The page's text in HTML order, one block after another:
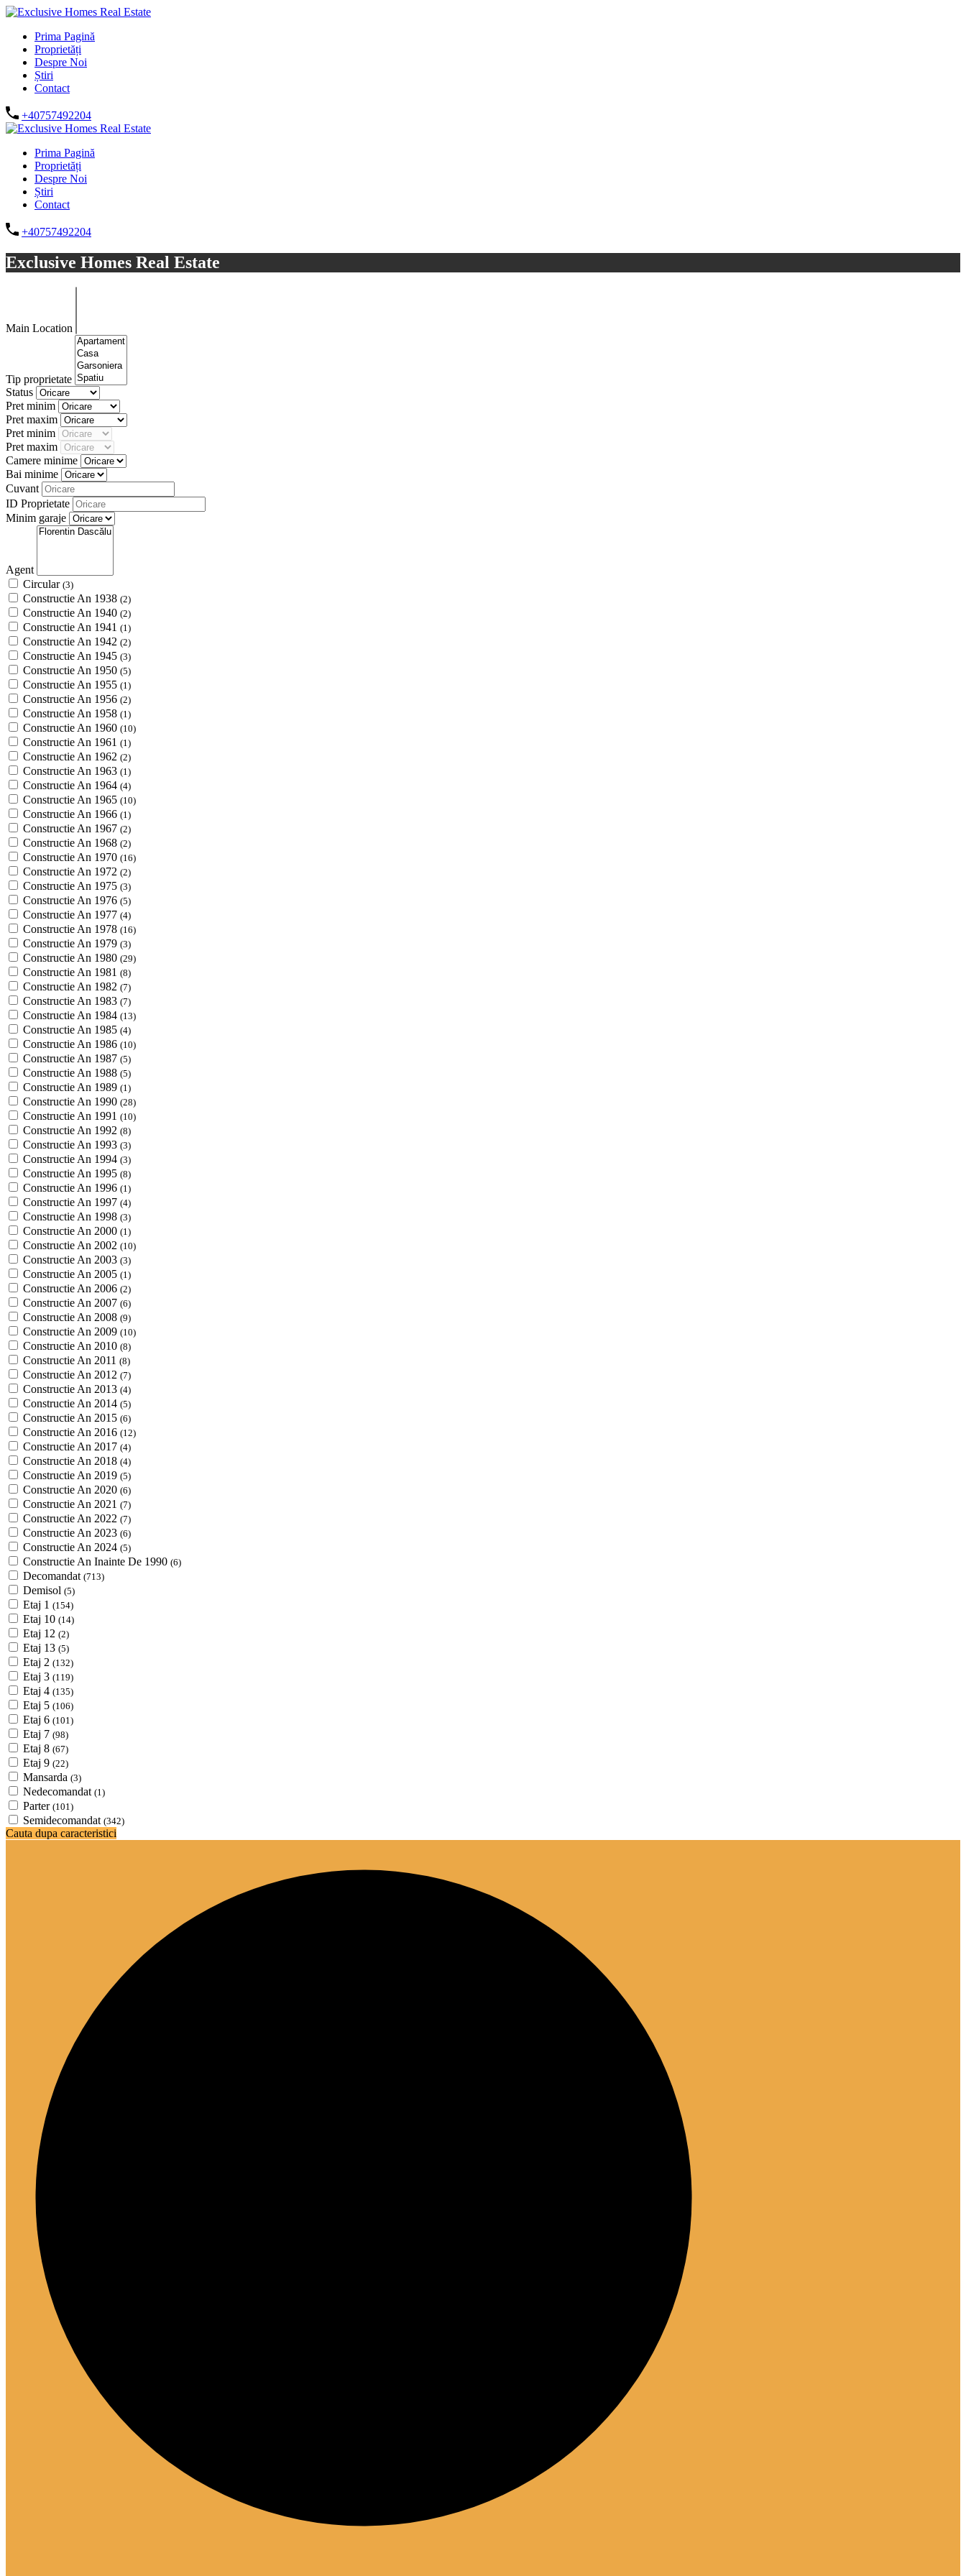
Prima Pagină
Proprietăți
Despre Noi
Știri
Contact
+40757492204
Prima Pagină
Proprietăți
Despre Noi
Știri
Contact
+40757492204
Exclusive Homes Real Estate
Main Location
Tip proprietate
Status
Pret minim
Pret maxim
Pret minim
Pret maxim
Camere minime
Bai minime
Cuvant
ID Proprietate
Minim garaje
Agent
Circular (3)
Constructie An 1938 (2)
Constructie An 1940 (2)
Constructie An 1941 (1)
Constructie An 1942 (2)
Constructie An 1945 (3)
Constructie An 1950 (5)
Constructie An 1955 (1)
Constructie An 1956 (2)
Constructie An 1958 (1)
Constructie An 1960 (10)
Constructie An 1961 (1)
Constructie An 1962 (2)
Constructie An 1963 (1)
Constructie An 1964 (4)
Constructie An 1965 (10)
Constructie An 1966 (1)
Constructie An 1967 (2)
Constructie An 1968 (2)
Constructie An 1970 (16)
Constructie An 1972 (2)
Constructie An 1975 (3)
Constructie An 1976 (5)
Constructie An 1977 (4)
Constructie An 1978 (16)
Constructie An 1979 (3)
Constructie An 1980 (29)
Constructie An 1981 (8)
Constructie An 1982 (7)
Constructie An 1983 (7)
Constructie An 1984 (13)
Constructie An 1985 (4)
Constructie An 1986 (10)
Constructie An 1987 (5)
Constructie An 1988 (5)
Constructie An 1989 (1)
Constructie An 1990 (28)
Constructie An 1991 (10)
Constructie An 1992 (8)
Constructie An 1993 (3)
Constructie An 1994 (3)
Constructie An 1995 (8)
Constructie An 1996 (1)
Constructie An 1997 (4)
Constructie An 1998 (3)
Constructie An 2000 (1)
Constructie An 2002 (10)
Constructie An 2003 (3)
Constructie An 2005 (1)
Constructie An 2006 (2)
Constructie An 2007 (6)
Constructie An 2008 (9)
Constructie An 2009 (10)
Constructie An 2010 (8)
Constructie An 2011 (8)
Constructie An 2012 (7)
Constructie An 2013 (4)
Constructie An 2014 (5)
Constructie An 2015 (6)
Constructie An 2016 (12)
Constructie An 2017 (4)
Constructie An 2018 (4)
Constructie An 2019 (5)
Constructie An 2020 (6)
Constructie An 2021 (7)
Constructie An 2022 (7)
Constructie An 2023 (6)
Constructie An 2024 (5)
Constructie An Inainte De 1990 (6)
Decomandat (713)
Demisol (5)
Etaj 1 (154)
Etaj 10 (14)
Etaj 12 (2)
Etaj 13 (5)
Etaj 2 (132)
Etaj 3 (119)
Etaj 4 (135)
Etaj 5 (106)
Etaj 6 (101)
Etaj 7 (98)
Etaj 8 (67)
Etaj 9 (22)
Mansarda (3)
Nedecomandat (1)
Parter (101)
Semidecomandat (342)
Cauta dupa caracteristici